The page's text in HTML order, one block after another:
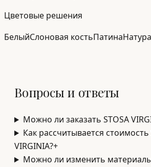
Цветовые решения
БелыйСлоновая костьПатина
Вопросы и ответы
Можно ли заказать STOSA
Как рассчитывается стоимость
VIRGINIA?+
Можно ли изменить